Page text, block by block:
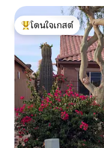
โดนใจเกสต์ที่สุด
โดนใจเกสต์